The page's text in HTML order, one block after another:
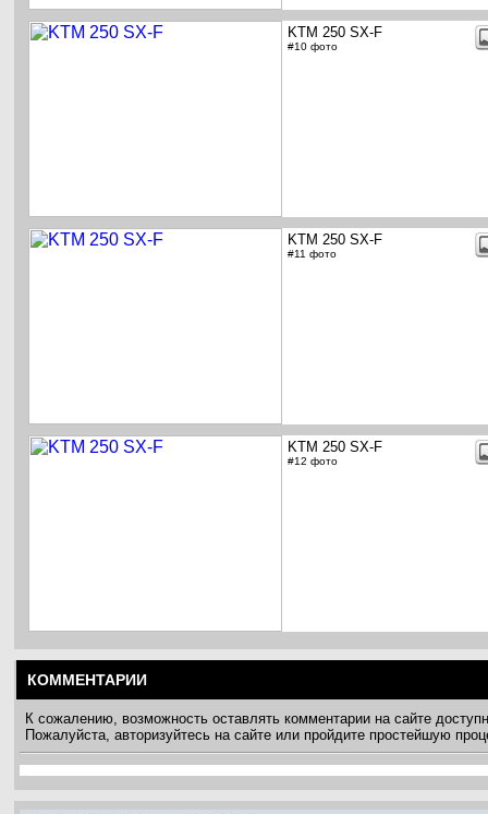
KTM 250 SX-F
#10 фото
KTM 250 SX-F
#11 фото
KTM 250 SX-F
#12 фото
КОММЕНТАРИИ
К сожалению, возможность оставлять комментарии на сайте
Пожалуйста, авторизуйтесь на сайте или пройдите простейшую